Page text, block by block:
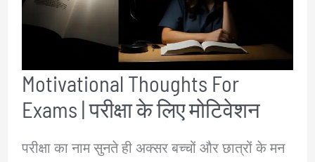
से
Motivational Thoughts For
Exams | परीक्षा के लिए मोटिवेशन
परीक्षा का नाम सुनते ही अक्सर बच्चों और छात्रों के मन